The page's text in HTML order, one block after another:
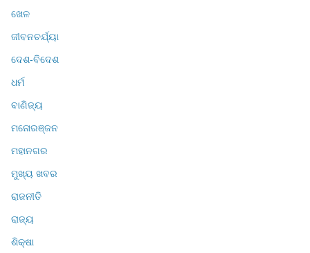
ଖେଳ
ଜୀବନଚର୍ଯ୍ୟା
ଦେଶ-ବିଦେଶ
ଧର୍ମ
ବାଣିଜ୍ୟ
ମନୋରଞ୍ଜନ
ମହାନଗର
ମୁଖ୍ୟ ଖବର
ରାଜନୀତି
ରାଜ୍ୟ
ଶିକ୍ଷା